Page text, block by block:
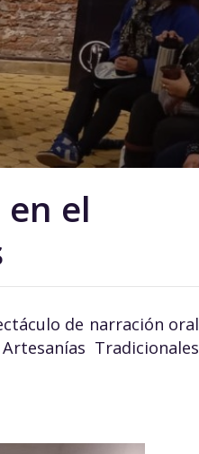
el
de narración oral
Tradicionales